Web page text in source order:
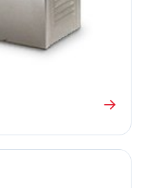
→